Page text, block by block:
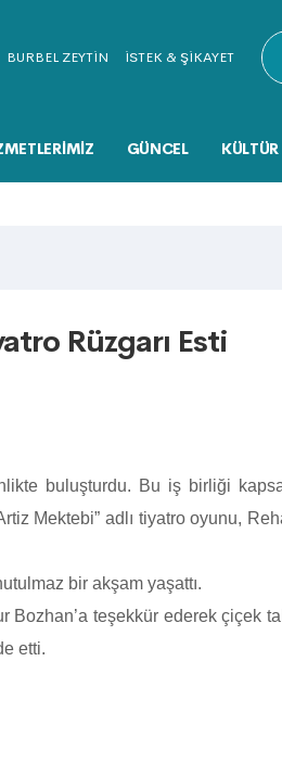
BURBEL ZEYTİN İSTEK & ŞİKAYET
GÜNCEL
Rüzgarı Esti
buluşturdu. Bu iş birliği
Mektebi” adlı tiyatro oyunu,
bir akşam yaşattı.
Bozhan’a teşekkür ederek çiçek
etti.